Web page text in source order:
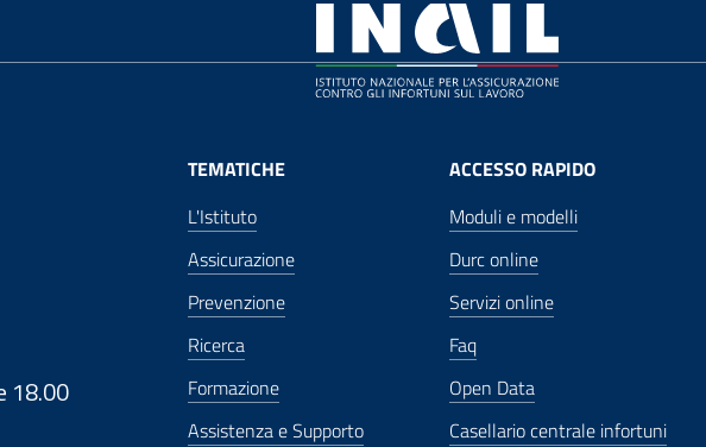
18.00
TEMATICHE
L'Istituto
Assicurazione
Prevenzione
Ricerca
Formazione
Assistenza e Supporto
ACCESSO RAPIDO
Moduli e modelli
Durc online
Servizi online
Faq
Open Data
Casellario centrale infortuni